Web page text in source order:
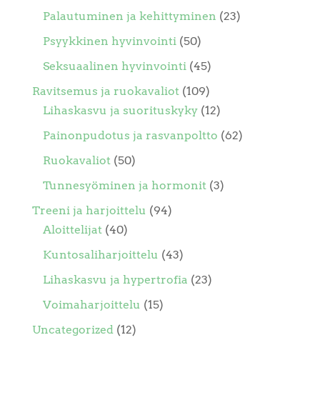
Palautuminen ja kehittyminen (23)
Psyykkinen hyvinvointi(50)
Seksuaalinen hyvinvointi(45)
Ravitsemus ja ruokavaliot(109)
Lihaskasvu ja suorituskyky(12)
Painonpudotus ja rasvanpoltto (62)
Ruokavaliot(50)
Tunnesyöminen ja hormonit(3)
Treeni ja harjoittelu (94)
Aloittelijat(40)
Kuntosaliharjoittelu (43)
Lihaskasvu ja hypertrofia (23)
Voimaharjoittelu (15)
Uncategorized(12)